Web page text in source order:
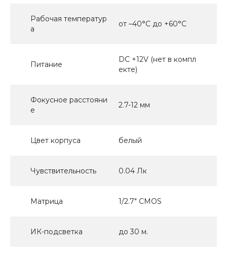
Рабочая температур
а
от –40°C до +60°C
Питание
DC +12V (нет в компл
екте)
Фокусное расстояни
е
2.7-12 мм
Цвет корпуса белый
Чувствительность 0.04 Лк
Матрица 1/2.7" CMOS
ИК-подсветка до 30 м.